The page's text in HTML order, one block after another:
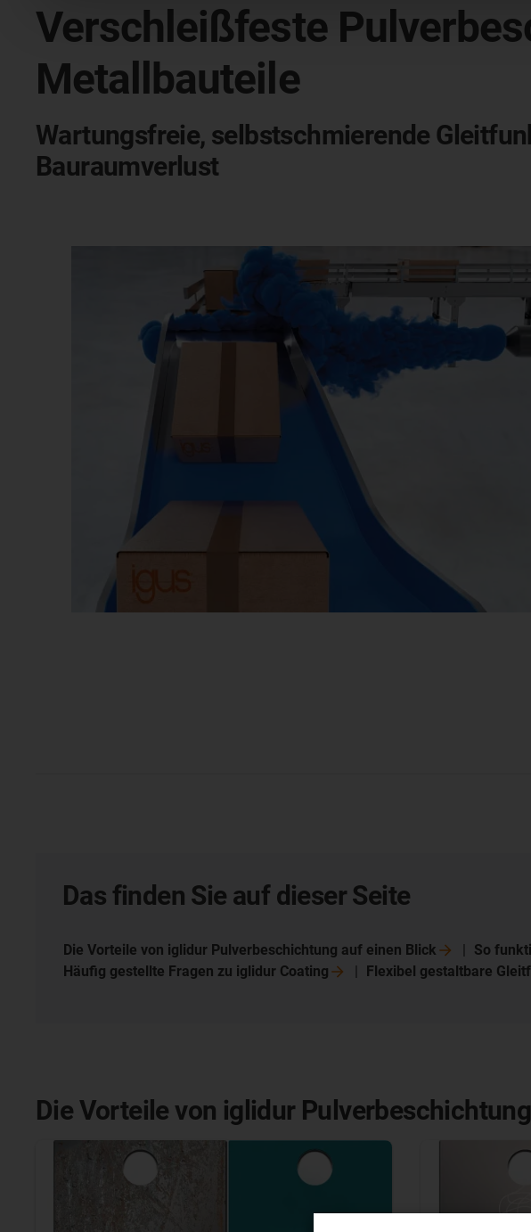
Verschleißfeste
Metallbauteile
Wartungsfreie, selbstschmierende
Bauraumverlust
Das finden Sie auf dieser Seite
Die Vorteile von iglidur Pulverbeschichtung auf einen Blick So
Häufig gestellte Fragen zu iglidur Coating Flexibel gestaltbare
Die Vorteile von iglidur